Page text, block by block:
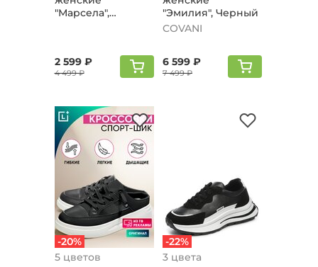
"Марсела",
2 599 ₽
4 499 ₽
"Эмилия", Черный
COVANI
6 599 ₽
7 499 ₽
-20%
5 цветов
-22%
3 цвета